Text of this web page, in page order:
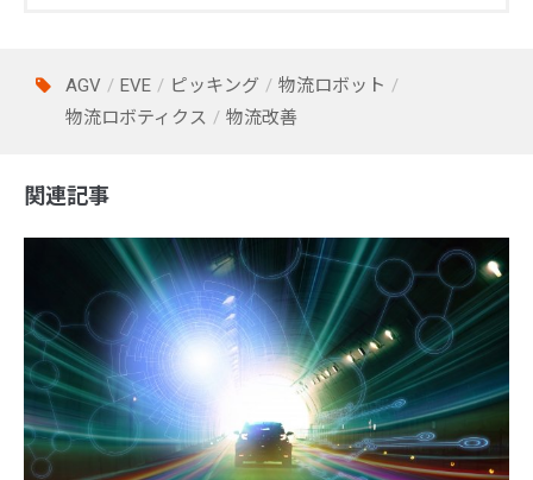
AGV EVE ピッキング
物流ロボット
物流ロボティクス
物流改善
関連記事